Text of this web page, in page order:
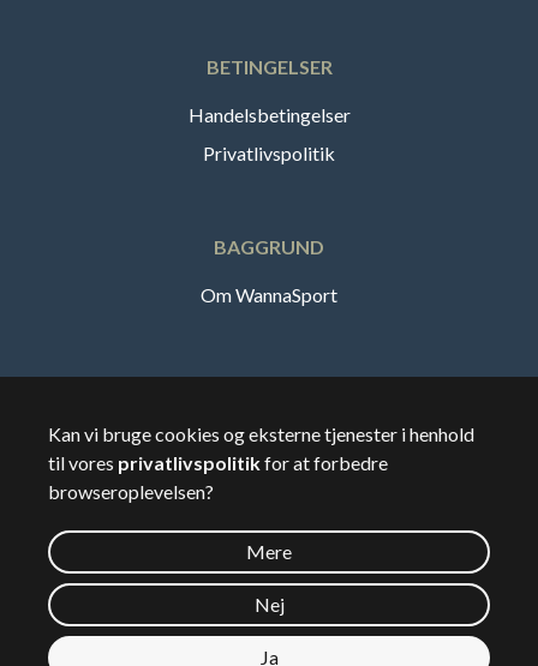
BETINGELSER
Handelsbetingelser
Privatlivspolitik
BAGGRUND
Om WannaSport
🇸🇪Sverige
©2026Wannasport.dk
Kan vi bruge cookies og eksterne tjenester i henhold
til vores privatlivspolitikfor at forbedre
browseroplevelsen?
Mere
Nej
Ja